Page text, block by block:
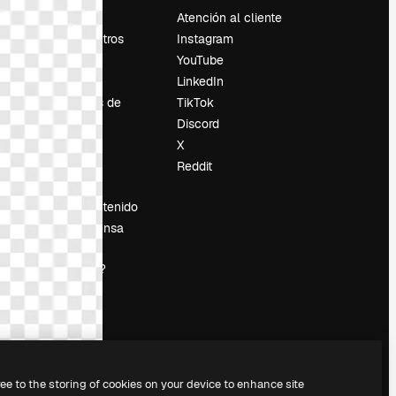
Sobre nosotros
Empleo
Tendencias de
búsqueda
Blog
Eventos
Slidesgo
Vender contenido
Sala de prensa
¿Buscas
magnific.ai?
Atención al cliente
Instagram
YouTube
LinkedIn
TikTok
Discord
X
Reddit
to the storing of cookies on your device to enhance site